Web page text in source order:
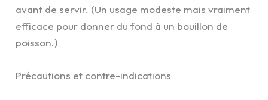
avant de servir. (Un usage modeste mais vraiment
efficace pour donner du fond à un bouillon de
poisson.)
Précautions et contre-indications